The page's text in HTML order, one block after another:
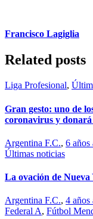
Francisco Lagiglia
Related posts
Liga Profesional,
Gran gesto: uno de
coronavirus y donará
Argentina F.C., 6 años
Últimas noticias
La ovación de
Argentina F.C., 4 años
Federal A, Fútbol